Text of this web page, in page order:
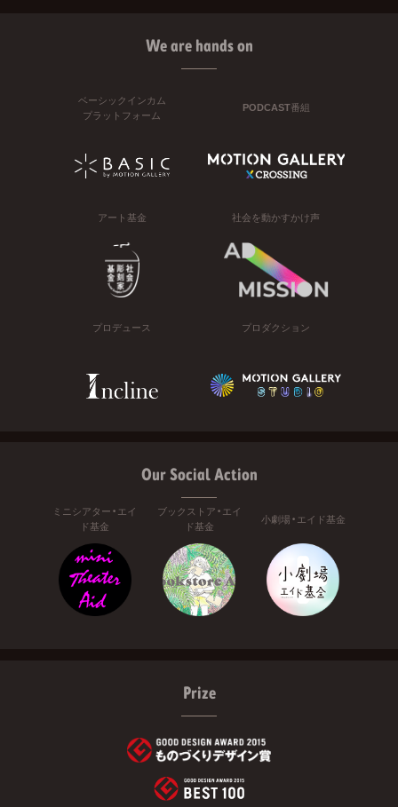
We are hands on
ベーシックインカム
プラットフォーム
PODCAST番組
アート基金 社会を動かすかけ声
プロデュース プロダクション
Our Social Action
ミニシアター・エイ
ド基金
ブックストア・エイ
ド基金
小劇場・エイド基金
Prize